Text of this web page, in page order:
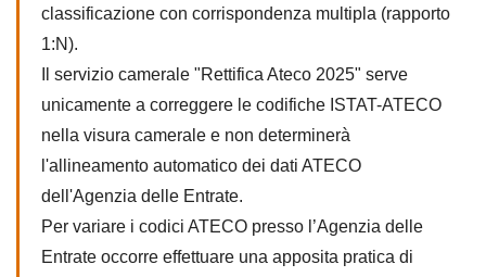
classificazione con corrispondenza multipla (rapporto
1:N).
Il servizio camerale "Rettifica Ateco 2025" serve
unicamente a correggere le codifiche ISTAT-ATECO
nella visura camerale e non determinerà
l'allineamento automatico dei dati ATECO
dell'Agenzia delle Entrate.
Per variare i codici ATECO presso l’Agenzia delle
Entrate occorre effettuare una apposita pratica di